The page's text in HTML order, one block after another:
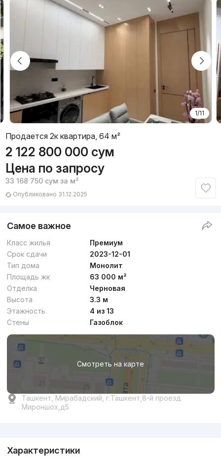
1/11
Продается 2к квартира, 64 м²
2 122 800 000 сум
Цена по запросу
33 168 750 сум за м²
Опубликовано 31.12.2025
Самое важное
Класс жилья
Премиум
Срок сдачи
2023-12-01
Тип дома
Монолит
Площадь жк
63 000 м²
Отделка
Черновая
Высота
3.3 м
Этажность
4 из 13
Стены
Газоблок
Смотреть на карте
Ташкент, Мирабадский, г.Ташкент,8-й проезд
Мироншох,д5
Характеристики